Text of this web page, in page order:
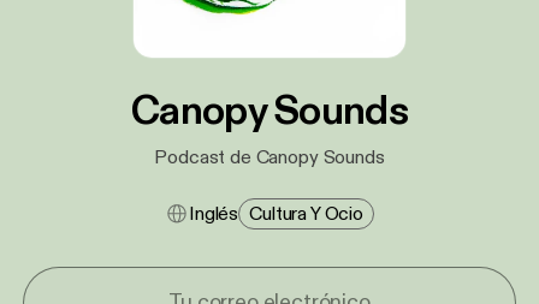
Canopy Sounds
Podcast de Canopy Sounds
Inglés Cultura Y Ocio